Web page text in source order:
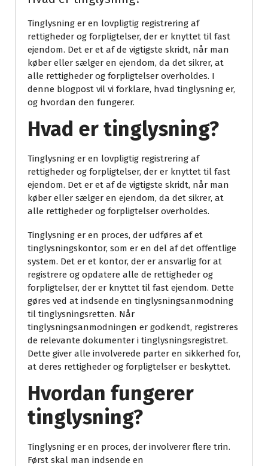
Tinglysning er en lovpligtig registrering af
rettigheder og forpligtelser, der er knyttet til fast
ejendom. Det er et af de vigtigste skridt, når man
køber eller sælger en ejendom, da det sikrer, at
alle rettigheder og forpligtelser overholdes. I
denne blogpost vil vi forklare, hvad tinglysning er,
og hvordan den fungerer.
Hvad er tinglysning?
Tinglysning er en lovpligtig registrering af
rettigheder og forpligtelser, der er knyttet til fast
ejendom. Det er et af de vigtigste skridt, når man
køber eller sælger en ejendom, da det sikrer, at
alle rettigheder og forpligtelser overholdes.
Tinglysning er en proces, der udføres af et
tinglysningskontor, som er en del af det offentlige
system. Det er et kontor, der er ansvarlig for at
registrere og opdatere alle de rettigheder og
forpligtelser, der er knyttet til fast ejendom. Dette
gøres ved at indsende en tinglysningsanmodning
til tinglysningsretten. Når
tinglysningsanmodningen er godkendt, registreres
de relevante dokumenter i tinglysningsregistret.
Dette giver alle involverede parter en sikkerhed for,
at deres rettigheder og forpligtelser er beskyttet.
Hvordan fungerer
tinglysning?
Tinglysning er en proces, der involverer flere trin.
Først skal man indsende en